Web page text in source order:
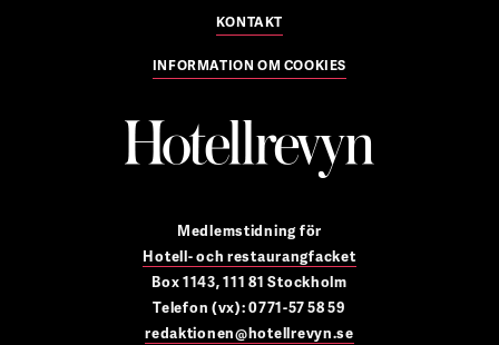
KONTAKT
INFORMATION OM COOKIES
Medlemstidning för
Hotell- och restaurangfacket
Box 1143, 111 81 Stockholm
Telefon (vx): 0771-57 58 59
redaktionen@hotellrevyn.se